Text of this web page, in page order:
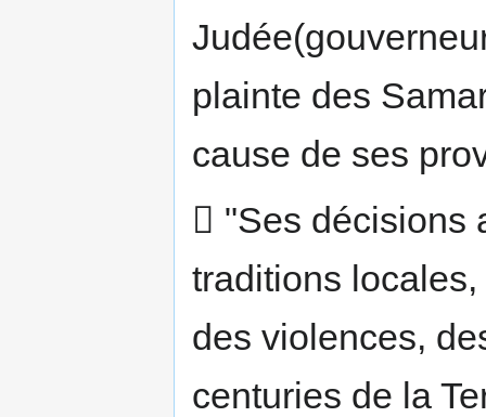
plainte des
cause de ses
 "Ses décisions
traditions
des violences,
centuries de la